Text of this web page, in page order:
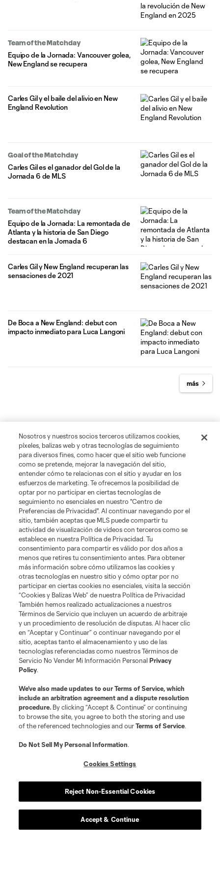
Team of the Matchday
Equipo de la Jornada: Vancouver golea,
New England se recupera
Carles Gil y el baile del alivio en New
England Revolution
Goal of the Matchday
Carles Gil es el ganador del Gol de la
Jornada 6 de MLS
Team of the Matchday
Equipo de la Jornada: La remontada de
Atlanta y la historia de San Diego
destacan en la Jornada 6
Carles Gil y New England recuperan las
sensaciones de 2021
De Boca a New England: debut con
impacto inmediato para Luca Langoni
más
Social
Nosotros y nuestros socios terceros utilizamos cookies,
píxeles, balizas web y otras tecnologías de seguimiento
para diversos fines, como hacer que el sitio web funcione
como se pretende, mejorar la navegación del sitio,
entender cómo te relacionas con el sitio y ayudar en los
esfuerzos de marketing. Te ofrecemos la posibilidad de
optar por no participar en ciertas tecnologías de
seguimiento no esenciales en nuestro "Centro de
Preferencias de Privacidad". Al continuar navegando por el
sitio, también aceptas que MLS puede compartir tu
actividad de visualización de videos con terceros como se
establece en nuestra Política de Privacidad. Tu
consentimiento para compartir es válido por dos años a
menos que retires tu consentimiento antes. Para obtener
más información sobre cómo utilizamos las cookies y
otras tecnologías en nuestro sitio y cómo optar por no
participar en ciertas cookies no esenciales, visita la sección
“Cookies y Balizas Web” de nuestra Política de Privacidad
También hemos realizado actualizaciones a nuestros
Términos de Servicio que incluyen un acuerdo de arbitraje
y un procedimiento de resolución de disputas. Al hacer clic
en “Aceptar y Continuar” o continuar navegando por el
sitio, aceptas tanto el almacenamiento y uso de las
tecnologías referenciadas como nuestros Términos de
Servicio No Vender Mi Información PersonalPrivacy
Policy.
We’ve also made updates to ourTerms of Service, which
include an arbitration agreement and a dispute resolution
procedure. By clicking “Accept & Continue” or continuing
to browse the site, you agree to both the storing and use
of the referenced technologies and ourTerms of Service.
Do Not Sell My Personal Information.
Cookies Settings
Reject Non-Essential Cookies
Accept & Continue